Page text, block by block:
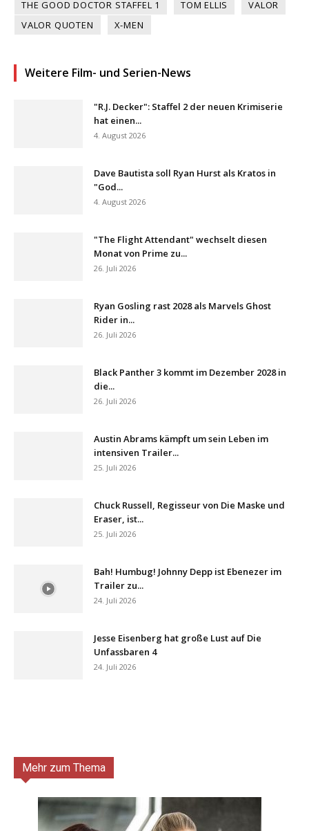
THE GOOD DOCTOR STAFFEL 1 TOM ELLIS
VALOR
VALOR QUOTEN
X-MEN
Weitere Film- und Serien-News
"R.J. Decker": Staffel 2 der neuen Krimiserie
hat einen...
4. August 2026
Dave Bautista soll Ryan Hurst als Kratos in
"God...
4. August 2026
"The Flight Attendant" wechselt diesen
Monat von Prime zu...
26. Juli 2026
Ryan Gosling rast 2028 als Marvels Ghost
Rider in...
26. Juli 2026
Black Panther 3 kommt im Dezember 2028 in
die...
26. Juli 2026
Austin Abrams kämpft um sein Leben im
intensiven Trailer...
25. Juli 2026
Chuck Russell, Regisseur von Die Maske und
Eraser, ist...
25. Juli 2026
Bah! Humbug! Johnny Depp ist Ebenezer im
Trailer zu...
24. Juli 2026
Jesse Eisenberg hat große Lust auf Die
Unfassbaren 4
24. Juli 2026
Mehr zum Thema